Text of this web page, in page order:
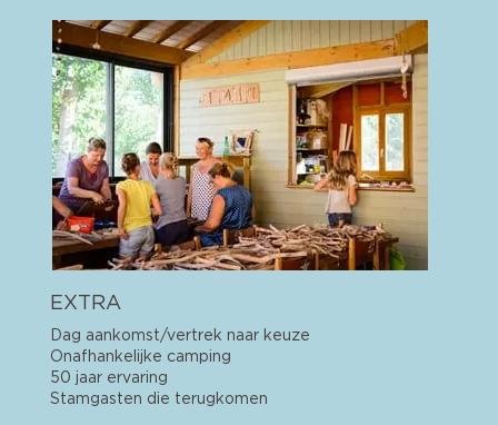
EXTRA
Dag aankomst/vertrek naar keuze
Onafhankelijke camping
50 jaar ervaring
Stamgasten die terugkomen